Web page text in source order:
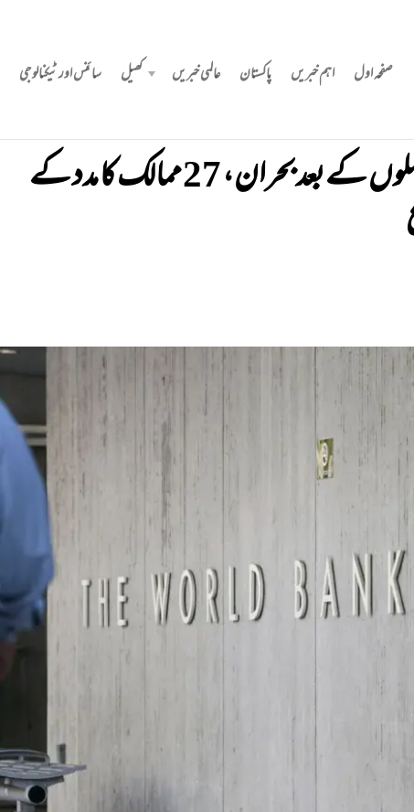
صفحہ اول اہم خبریں پاکستان عالمی خبریں کھیل سائنس اور ٹیکنالوجی
ایران پر امریکہ و اسرائیلی حملوں کے بعد بحران، 27 ممالک کا مدد کے